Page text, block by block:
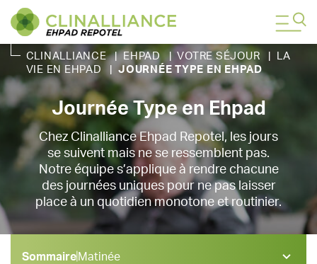
CLINALLIANCE | EHPAD | VOTRE SÉJOUR
LA
VIE EN EHPAD
JOURNÉE TYPE EN EHPAD
Journée Type en Ehpad
Chez Clinalliance Ehpad Repotel, les jours
se suivent mais ne se ressemblent pas.
Notre équipe s’applique à rendre chacune
des journées uniques pour ne pas laisser
place à un quotidien monotone et routinier.
Sommaire Matinée